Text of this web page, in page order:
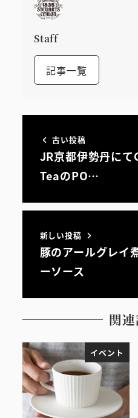
Staff
記事一覧
古い投稿
JR京都伊勢丹に
TeaのPO…
新しい投稿
豚のアールグレイ
ーソース
関
イベント